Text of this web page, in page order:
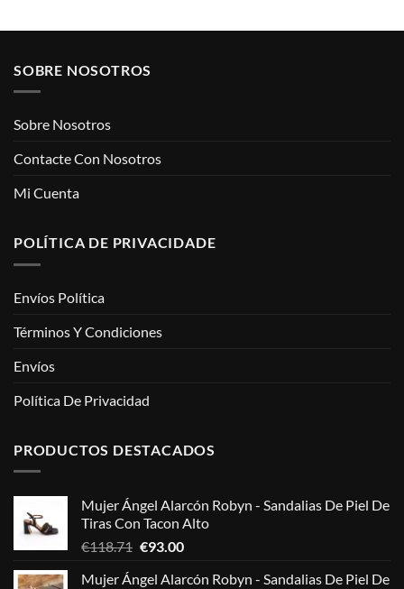
SOBRE NOSOTROS
Sobre Nosotros
Contacte Con Nosotros
Mi Cuenta
POLÍTICA DE PRIVACIDADE
Envíos Política
Términos Y Condiciones
Envíos
Política De Privacidad
PRODUCTOS DESTACADOS
Mujer Ángel Alarcón Robyn - Sandalias De Piel De
Tiras Con Tacon Alto
€118.71 El
original
€93.00El
actual
Mujer Ángel Alarcón Robyn - Sandalias De Piel De